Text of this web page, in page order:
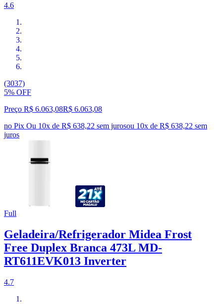
4.6
(3037)
5% OFF
Preço R$ 6.063,08R$ 6.063,08
no Pix Ou 10x de R$ 638,22 sem jurosou 10x de R$ 638,22 sem
juros
Full
Geladeira/Refrigerador Midea Frost
Free Duplex Branca 473L MD-
RT611EVK013 Inverter
4.7